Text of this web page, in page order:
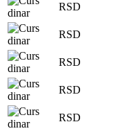
RSD
RSD
RSD
RSD
RSD